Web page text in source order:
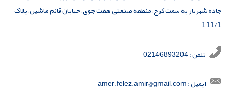
جاده شهریار به سمت کرج، منطقه صنعتی هفت جوی، خیابان قائم ماشین، پلاک
111/1
تلفن : 02146893204
ایمیل : amer.felez.amir@gmail.com